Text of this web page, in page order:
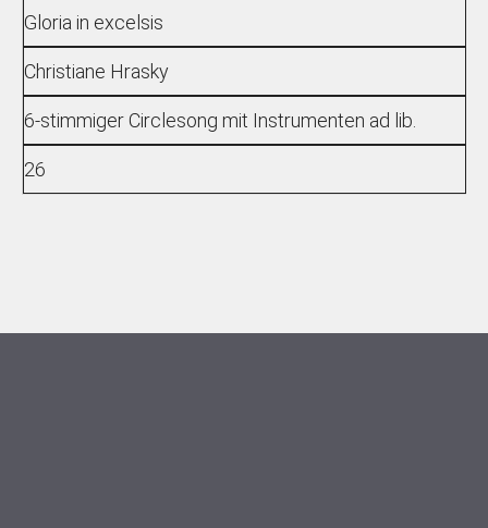
Gloria in excelsis
Christiane Hrasky
6-stimmiger Circlesong mit Instrumenten ad lib.
26